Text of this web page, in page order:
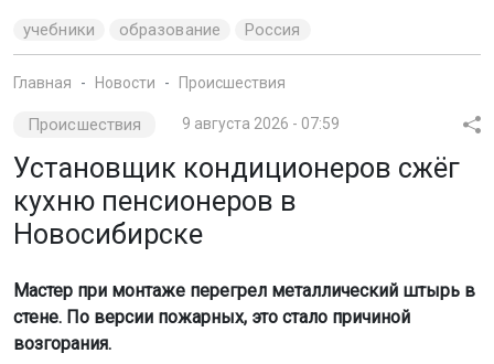
учебники образование Россия
Главная Новости Происшествия
Происшествия 9 августа 2026 - 07:59
Установщик кондиционеров сжёг
кухню пенсионеров в
Новосибирске
Мастер при монтаже перегрел металлический штырь в
стене. По версии пожарных, это стало причиной
возгорания.